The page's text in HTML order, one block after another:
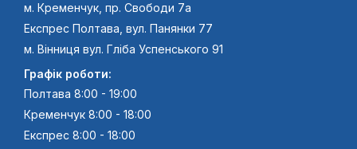
м. Кременчук, пр. Свободи 7а
Експрес Полтава, вул. Панянки 77
м. Вінниця вул. Гліба Успенського 91
Графік роботи:
Полтава 8:00 - 19:00
Кременчук 8:00 - 18:00
Експрес 8:00 - 18:00